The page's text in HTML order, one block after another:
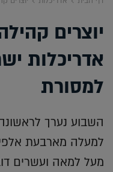
יוצרים
אדריכלות
למסורת
השבוע נערך
למעלה מארבעת
מעל למאה ועשרים